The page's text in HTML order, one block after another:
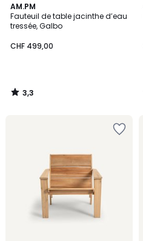
AM.PM
Fauteuil de table jacinthe d’eau
tressée, Galbo
CHF 499,00
3,3
/ 5
3,3
/